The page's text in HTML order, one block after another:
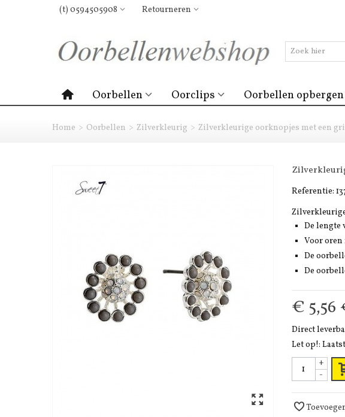
(t) 0594505908 Retourneren
Oorbellen Oorclips Oorbellen opbergen
Home > Oorbellen > Zilverkleurig > Zilverkleurige oorknopjes met een
Referentie:
De lengte
Voor oren
De
De
€ 5,56
Direct
Let op!:
-
+